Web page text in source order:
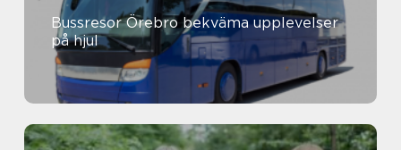
Bussresor Örebro bekväma upplevelser
på hjul